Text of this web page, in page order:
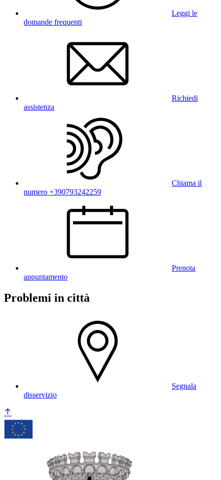
Leggi le
domande frequenti
Richiedi
assistenza
Chiama il
numero +390793242259
Prenota
appuntamento
Problemi in città
Segnala
disservizio